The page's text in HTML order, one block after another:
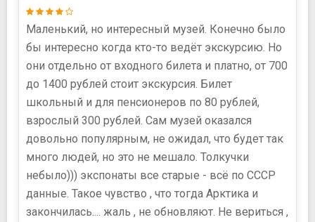
Маленький, но интересный музей. Конечно было
бы интересно когда кто-то ведёт экскурсию. Но
они отдельно от входного билета и платно, от 700
до 1400 рублей стоит экскурсия. Билет
школьный и для пенсионеров по 80 рублей,
взрослый 300 рублей. Сам музей оказался
довольно популярным, не ожидал, что будет так
много людей, но это не мешало. Толкучки
небыло))) экспонаты все старые - всё по СССР
данные. Такое чувство , что тогда Арктика и
закончилась.... жаль , не обновляют. Не вериться ,